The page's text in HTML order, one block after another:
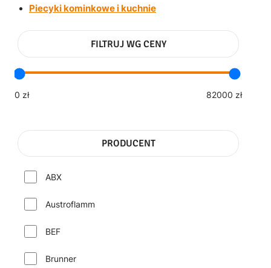
Piecyki kominkowe i kuchnie
FILTRUJ WG CENY
0 zł 82000 zł
PRODUCENT
ABX
Austroflamm
BEF
Brunner